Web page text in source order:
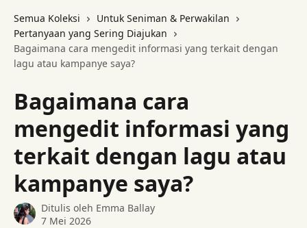
Semua Koleksi
Untuk Seniman & Perwakilan
Pertanyaan yang Sering Diajukan
Bagaimana cara mengedit informasi yang terkait dengan
lagu atau kampanye saya?
Bagaimana cara
mengedit informasi yang
terkait dengan lagu atau
kampanye saya?
Ditulis oleh Emma Ballay
7 Mei 2026